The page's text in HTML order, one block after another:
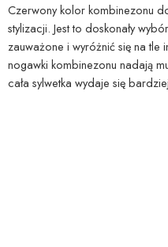
Czerwony kolor kombinezonu
stylizacji. Jest to doskonały
zauważone i wyróżnić się na tle
nogawki kombinezonu nadają
cała sylwetka wydaje się